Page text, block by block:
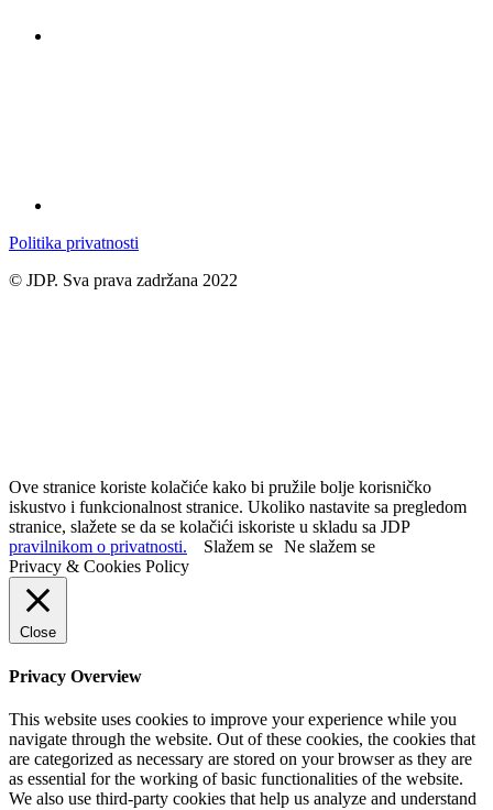
Politika privatnosti
© JDP. Sva prava zadržana 2022
Ove stranice koriste kolačiće kako bi pružile bolje korisničko
iskustvo i funkcionalnost stranice. Ukoliko nastavite sa pregledom
stranice, slažete se da se kolačići iskoriste u skladu sa JDP
pravilnikom o privatnosti.
Slažem se Ne slažem se
Privacy & Cookies Policy
Close
Privacy Overview
This website uses cookies to improve your experience while you
navigate through the website. Out of these cookies, the cookies that
are categorized as necessary are stored on your browser as they are
as essential for the working of basic functionalities of the website.
We also use third-party cookies that help us analyze and understand